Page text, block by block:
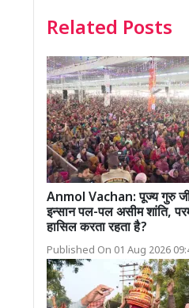
Related Posts
Anmol Vachan: पूज्य गुरु जी
इन्सान पल-पल असीम शांति,
हासिल करता रहता है?
Published On 01 Aug 2026